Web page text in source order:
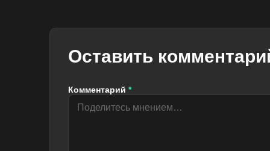
Оставить
Комментарий *